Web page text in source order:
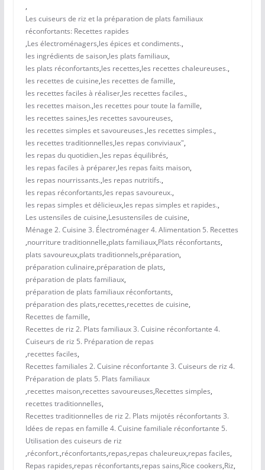
,
Les cuiseurs de riz et la préparation de plats familiaux
réconfortants: Recettes rapides
,Les électroménagers,les épices et condiments.,
les ingrédients de saison,les plats familiaux,
les plats réconfortants,les recettes,les recettes chaleureuses.,
les recettes de cuisine,les recettes de famille,
les recettes faciles à réaliser,les recettes faciles.,
les recettes maison.,les recettes pour toute la famille,
les recettes saines,les recettes savoureuses,
les recettes simples et savoureuses.,les recettes simples.,
les recettes traditionnelles,les repas conviviaux",
les repas du quotidien.,les repas équilibrés,
les repas faciles à préparer,les repas faits maison,
les repas nourrissants.,les repas nutritifs.,
les repas réconfortants,les repas savoureux.,
les repas simples et délicieux,les repas simples et rapides.,
Les ustensiles de cuisine,Lesustensiles de cuisine,
Ménage 2. Cuisine 3. Électroménager 4. Alimentation 5. Recettes
,nourriture traditionnelle,plats familiaux,Plats réconfortants,
plats savoureux,plats traditionnels,préparation,
préparation culinaire,préparation de plats,
préparation de plats familiaux,
préparation de plats familiaux réconfortants,
préparation des plats,recettes,recettes de cuisine,
Recettes de famille,
Recettes de riz 2. Plats familiaux 3. Cuisine réconfortante 4.
Cuiseurs de riz 5. Préparation de repas
,recettes faciles,
Recettes familiales 2. Cuisine réconfortante 3. Cuiseurs de riz 4.
Préparation de plats 5. Plats familiaux
,recettes maison,recettes savoureuses,Recettes simples,
recettes traditionnelles,
Recettes traditionnelles de riz 2. Plats mijotés réconfortants 3.
Idées de repas en famille 4. Cuisine familiale réconfortante 5.
Utilisation des cuiseurs de riz
,réconfort.,réconfortants,repas,repas chaleureux,repas faciles,
Repas rapides,repas réconfortants,repas sains,Rice cookers,Riz,